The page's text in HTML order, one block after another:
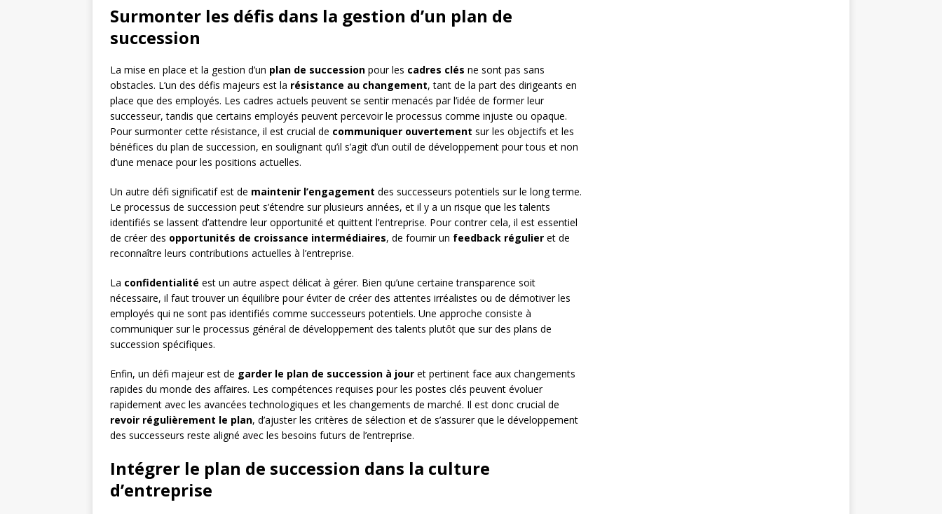
Surmonter les défis dans la gestion d’un plan de
succession
La mise en place et la gestion d’un plan de succession pour les cadres clés ne sont pas sans
obstacles. L’un des défis majeurs est la résistance au changement, tant de la part des dirigeants en
place que des employés. Les cadres actuels peuvent se sentir menacés par l’idée de former leur
successeur, tandis que certains employés peuvent percevoir le processus comme injuste ou opaque.
Pour surmonter cette résistance, il est crucial de communiquer ouvertement sur les objectifs et les
bénéfices du plan de succession, en soulignant qu’il s’agit d’un outil de développement pour tous et non
d’une menace pour les positions actuelles.
Un autre défi significatif est de maintenir l’engagement des successeurs potentiels sur le long terme.
Le processus de succession peut s’étendre sur plusieurs années, et il y a un risque que les talents
identifiés se lassent d’attendre leur opportunité et quittent l’entreprise. Pour contrer cela, il est essentiel
de créer des opportunités de croissance intermédiaires, de fournir un feedback régulier et de
reconnaître leurs contributions actuelles à l’entreprise.
La confidentialité est un autre aspect délicat à gérer. Bien qu’une certaine transparence soit
nécessaire, il faut trouver un équilibre pour éviter de créer des attentes irréalistes ou de démotiver les
employés qui ne sont pas identifiés comme successeurs potentiels. Une approche consiste à
communiquer sur le processus général de développement des talents plutôt que sur des plans de
succession spécifiques.
Enfin, un défi majeur est de garder le plan de succession à jour et pertinent face aux changements
rapides du monde des affaires. Les compétences requises pour les postes clés peuvent évoluer
rapidement avec les avancées technologiques et les changements de marché. Il est donc crucial de
revoir régulièrement le plan, d’ajuster les critères de sélection et de s’assurer que le développement
des successeurs reste aligné avec les besoins futurs de l’entreprise.
Intégrer le plan de succession dans la culture
d’entreprise